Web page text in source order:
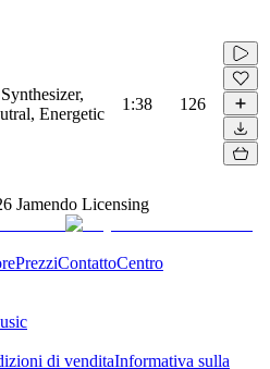
Energetic
1:38 126
Jamendo Licensing
PrezziContattoCentro
di venditaInformativa sulla